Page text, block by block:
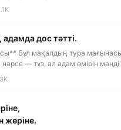
адамда дос тәтті.
Бұл мақалдың тура
— тұз, ал адам өмірін мәнді
жеріне.